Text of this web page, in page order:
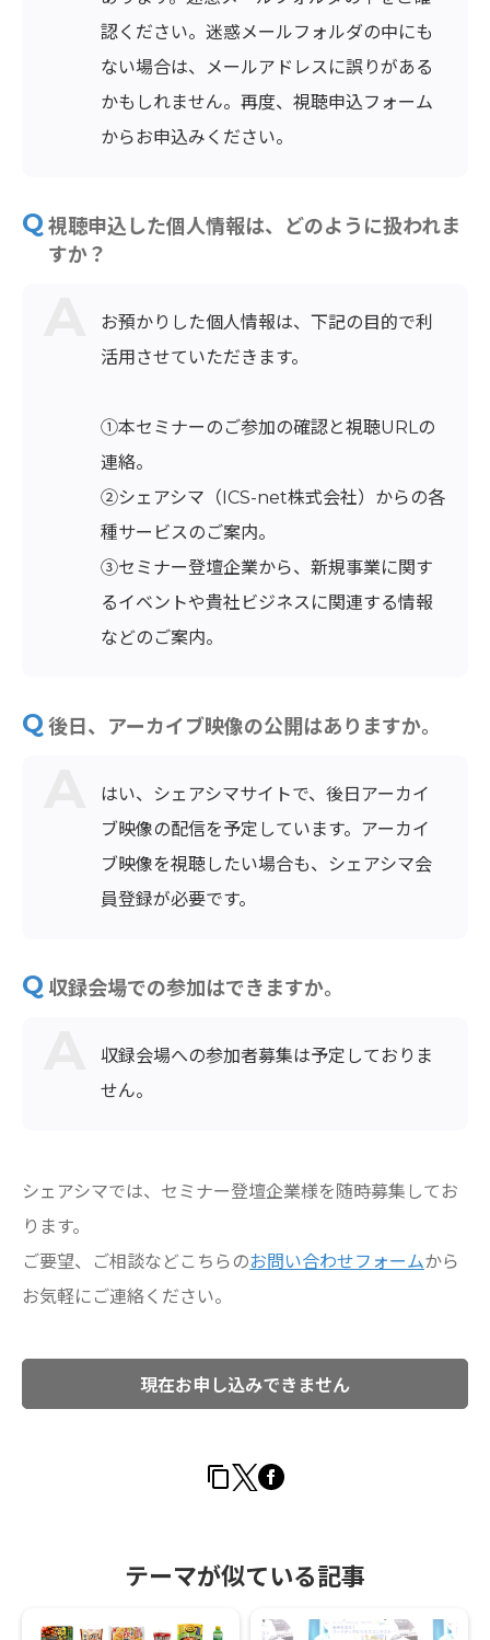
認ください。迷惑メールフォルダの中にも
ない場合は、メールアドレスに誤りがある
かもしれません。再度、視聴申込フォーム
からお申込みください。
視聴申込した個人情報は、どのように扱われま
すか？
お預かりした個人情報は、下記の目的で利
活用させていただきます。
①本セミナーのご参加の確認と視聴URLの
連絡。
②シェアシマ（ICS-net株式会社）からの各
種サービスのご案内。
③セミナー登壇企業から、新規事業に関す
るイベントや貴社ビジネスに関連する情報
などのご案内。
後日、アーカイブ映像の公開はありますか。
はい、シェアシマサイトで、後日アーカイ
ブ映像の配信を予定しています。アーカイ
ブ映像を視聴したい場合も、シェアシマ会
員登録が必要です。
収録会場での参加はできますか。
収録会場への参加者募集は予定しておりま
せん。
シェアシマでは、セミナー登壇企業様を随時募集してお
ります。
ご要望、ご相談などこちらのお問い合わせフォームから
お気軽にご連絡ください。
現在お申し込みできません
テーマが似ている記事